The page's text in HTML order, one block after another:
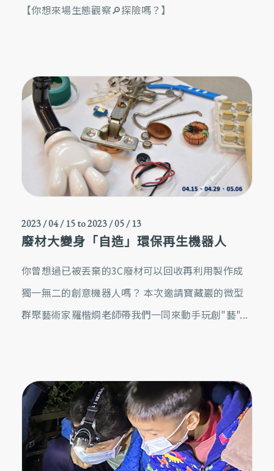
【你想來場生態觀察🔎探險嗎？】
2023 / 04 / 15to2023 / 05 / 13
廢材大變身「自造」環保再生機器人
你曾想過已被丟棄的3C廢材可以回收再利用製作成
獨一無二的創意機器人嗎？ 本次邀請寶藏巖的微型
群聚藝術家羅楷烱老師帶我們一同來動手玩創"藝"...